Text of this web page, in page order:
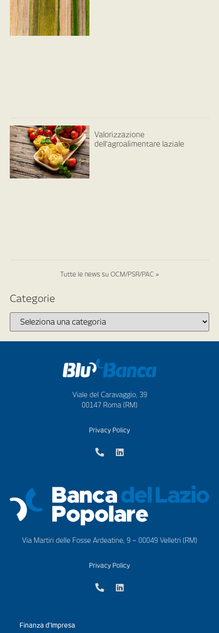
Valorizzazione
dell’agroalimentare laziale
Tutte le news su OCM/PSR/PAC »
Categorie
Viale del Caravaggio, 39
00147 Roma (RM)
Privacy Policy
Via Martiri delle Fosse Ardeatine, 9 – 00049 Velletri (RM)
Privacy Policy
Finanza d’Impresa